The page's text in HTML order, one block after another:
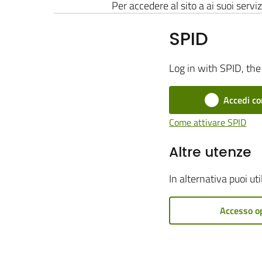
Per accedere al sito a ai suoi
SPID
Log in with SPID,
Accedi
Come attivare SPID
Altre utenze
In alternativa puoi
Accesso